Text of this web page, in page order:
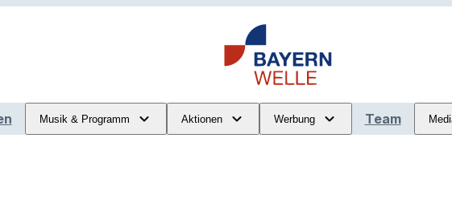
Musik & Programm Aktionen Werbung Team